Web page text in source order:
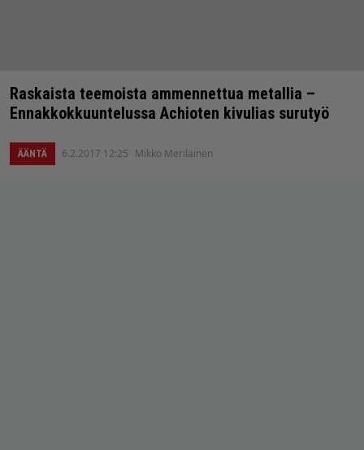
Raskaista teemoista ammennettua metallia –
Ennakkokkuuntelussa Achioten kivulias surutyö
ÄÄNTÄ 6.2.2017 12:25 Mikko Meriläinen